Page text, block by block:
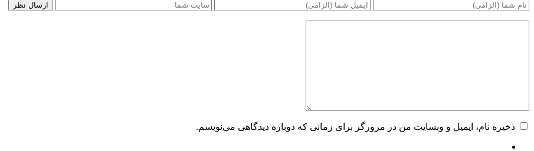
ذخیره نام، ایمیل و وبسایت من در مرورگر برای زمانی که دوباره دیدگاهی می‌نویسم.